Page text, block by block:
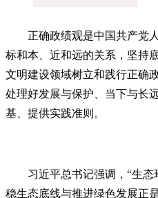
正确政绩观是中国共产党
标和本、近和远的关系，坚持
文明建设领域树立和践行正确
处理好发展与保护、当下与长
基、提供实践准则。
习近平总书记强调，“生
稳生态底线与推进绿色发展正